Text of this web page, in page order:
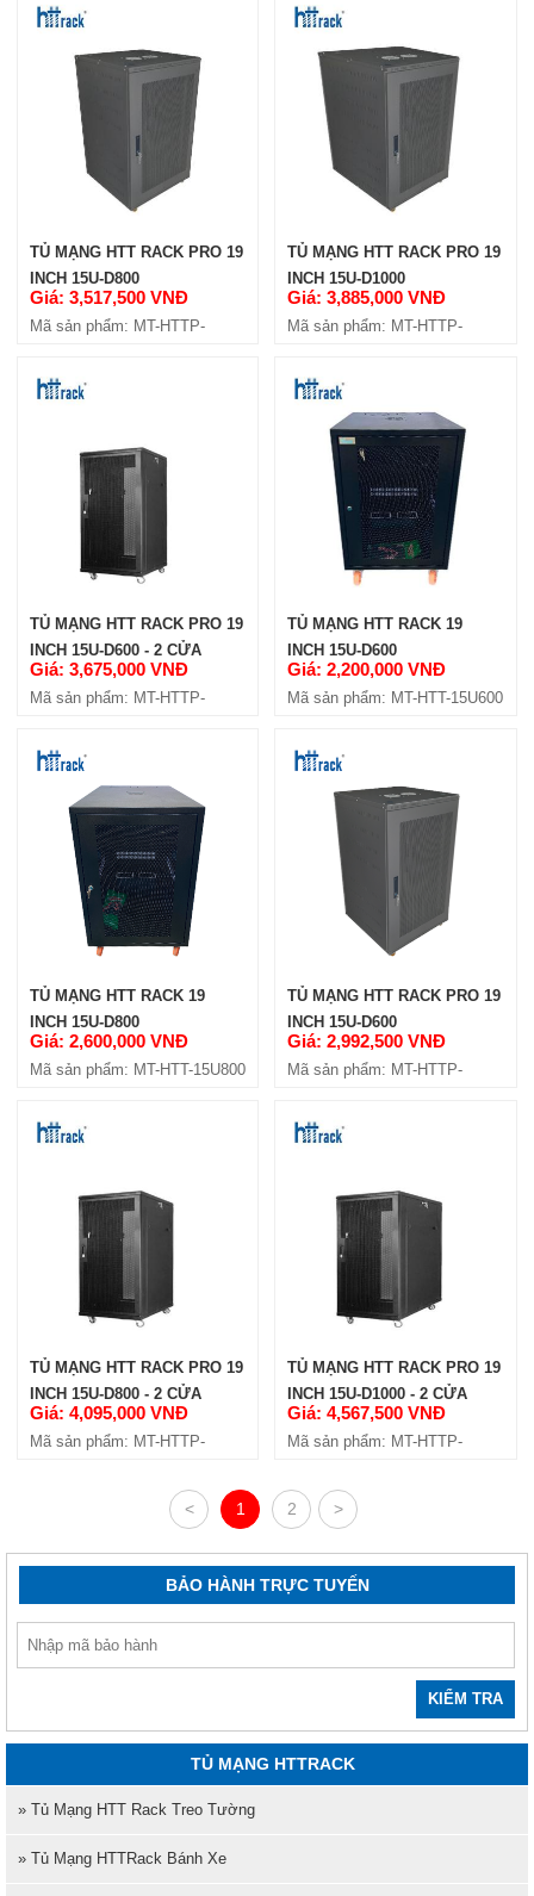
TỦ MẠNG HTT RACK PRO 19
INCH 15U-D800
Giá: 3,517,500 VNĐ
Mã sản phẩm: MT-HTTP-
TỦ MẠNG HTT RACK PRO 19
INCH 15U-D1000
Giá: 3,885,000 VNĐ
Mã sản phẩm: MT-HTTP-
TỦ MẠNG HTT RACK PRO 19
INCH 15U-D600 - 2 CỬA
HÔNG
Giá: 3,675,000 VNĐ
Mã sản phẩm: MT-HTTP-
TỦ MẠNG HTT RACK 19
INCH 15U-D600
Giá: 2,200,000 VNĐ
Mã sản phẩm: MT-HTT-15U600
TỦ MẠNG HTT RACK 19
INCH 15U-D800
Giá: 2,600,000 VNĐ
Mã sản phẩm: MT-HTT-15U800
TỦ MẠNG HTT RACK PRO 19
INCH 15U-D600
Giá: 2,992,500 VNĐ
Mã sản phẩm: MT-HTTP-
TỦ MẠNG HTT RACK PRO 19
INCH 15U-D800 - 2 CỬA
HÔNG
Giá: 4,095,000 VNĐ
Mã sản phẩm: MT-HTTP-
TỦ MẠNG HTT RACK PRO 19
INCH 15U-D1000 - 2 CỬA
HÔNG
Giá: 4,567,500 VNĐ
Mã sản phẩm: MT-HTTP-
< 1 2 >
BẢO HÀNH TRỰC TUYẾN
KIỂM TRA
TỦ MẠNG HTTRACK
» Tủ Mạng HTT Rack Treo Tường
» Tủ Mạng HTTRack Bánh Xe